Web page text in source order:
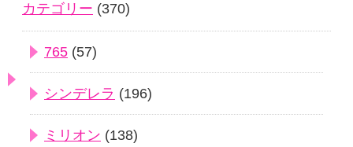
カテゴリー (370)
765 (57)
シンデレラ (196)
ミリオン (138)